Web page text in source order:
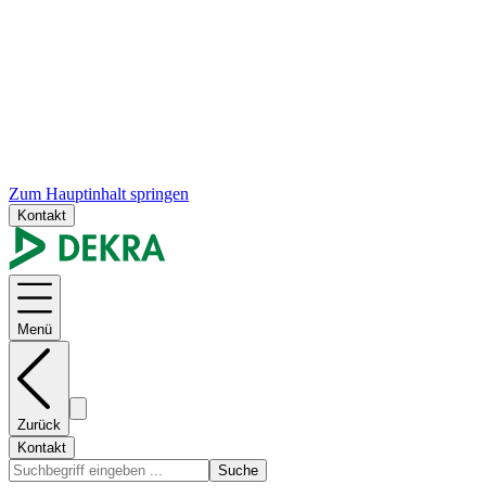
Zum Hauptinhalt springen
Kontakt
Menü
Zurück
Kontakt
Suche